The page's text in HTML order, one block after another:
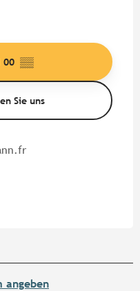
00 ▒▒
Sie uns
angeben